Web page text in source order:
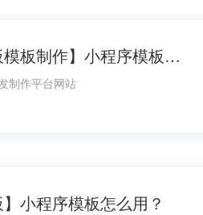
【小程序模板模板制作】小程序模板模板开发平台网站
制作平台网站
】小程序模板怎么用？